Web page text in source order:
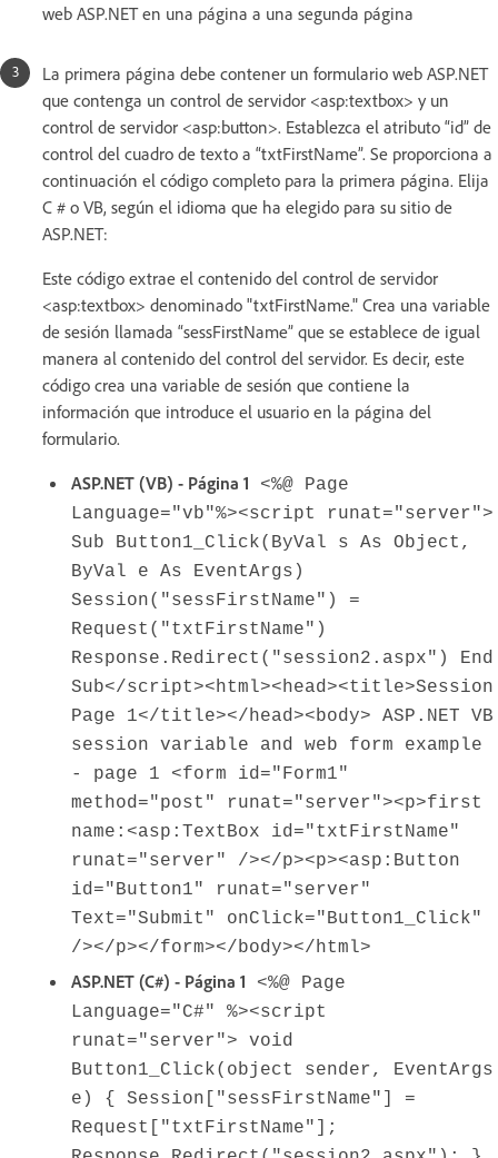
web ASP.NET en una página a una segunda página
La primera página debe contener un formulario web ASP.NET
que contenga un control de servidor <asp:textbox> y un
control de servidor <asp:button>. Establezca el atributo “id” de
control del cuadro de texto a “txtFirstName”. Se proporciona a
continuación el código completo para la primera página. Elija
C # o VB, según el idioma que ha elegido para su sitio de
ASP.NET:
Este código extrae el contenido del control de servidor
<asp:textbox> denominado "txtFirstName." Crea una variable
de sesión llamada “sessFirstName” que se establece de igual
manera al contenido del control del servidor. Es decir, este
código crea una variable de sesión que contiene la
información que introduce el usuario en la página del
formulario.
ASP.NET (VB) - Página 1 <%@ Page
Language="vb"%><script runat="server">
Sub Button1_Click(ByVal s As Object,
ByVal e As EventArgs)
Session("sessFirstName") =
Request("txtFirstName")
Response.Redirect("session2.aspx") End
Sub</script><html><head><title>Session
Page 1</title></head><body> ASP.NET VB
session variable and web form example
- page 1 <form id="Form1"
method="post" runat="server"><p>first
name:<asp:TextBox id="txtFirstName"
runat="server" /></p><p><asp:Button
id="Button1" runat="server"
Text="Submit" onClick="Button1_Click"
/></p></form></body></html>
ASP.NET (C#) - Página 1 <%@ Page
Language="C#" %><script
runat="server"> void
Button1_Click(object sender, EventArgs
e) { Session["sessFirstName"] =
Request["txtFirstName"];